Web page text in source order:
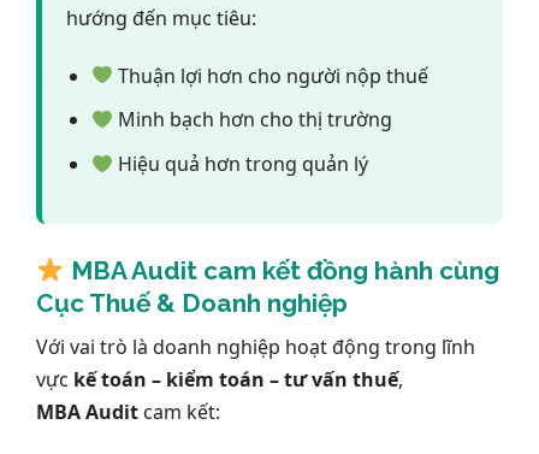
hướng đến mục tiêu:
Thuận lợi hơn cho người nộp thuế
Minh bạch hơn cho thị trường
Hiệu quả hơn trong quản lý
MBA Audit cam kết đồng hành cùng
Cục Thuế & Doanh nghiệp
Với vai trò là doanh nghiệp hoạt động trong lĩnh
vực kế toán – kiểm toán – tư vấn thuế,
MBA Auditcam kết: